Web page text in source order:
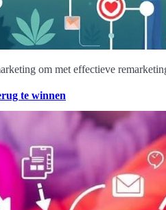
om met effectieve
te winnen